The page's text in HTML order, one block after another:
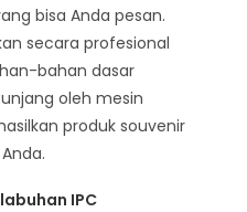
bisa Anda pesan.
secara profesional
bahan dasar
oleh mesin
produk souvenir
IPC